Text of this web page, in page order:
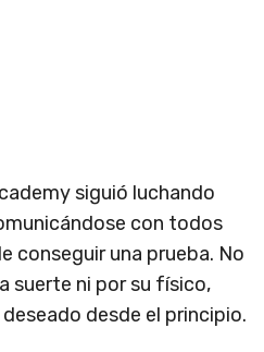
siguió luchando
con todos
conseguir una prueba. No
suerte ni por su físico,
desde el principio.